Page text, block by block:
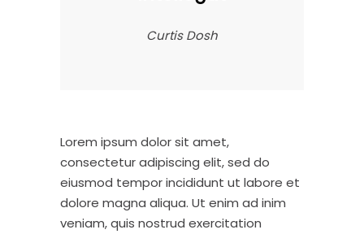
Curtis Dosh
Lorem ipsum dolor sit amet,
consectetur adipiscing elit, sed do
eiusmod tempor incididunt ut labore et
dolore magna aliqua. Ut enim ad inim
veniam, quis nostrud exercitation